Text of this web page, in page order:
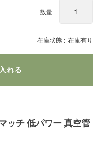
在庫状態 : 在庫有り
数量
ッチ 低パワー 真空管